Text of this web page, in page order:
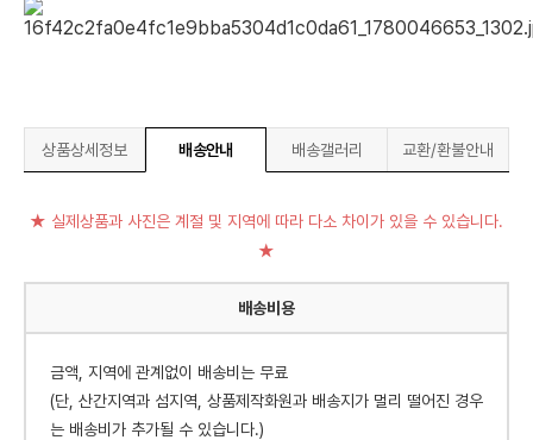
상품상세정보 배송안내 배송갤러리 교환/환불안내
★ 실제상품과 사진은 계절 및 지역에 따라 다소 차이가 있을 수 있습니다.
★
배송비용
금액, 지역에 관계없이 배송비는 무료
(단, 산간지역과 섬지역, 상품제작화원과 배송지가 멀리 떨어진 경우
는 배송비가 추가될 수 있습니다.)